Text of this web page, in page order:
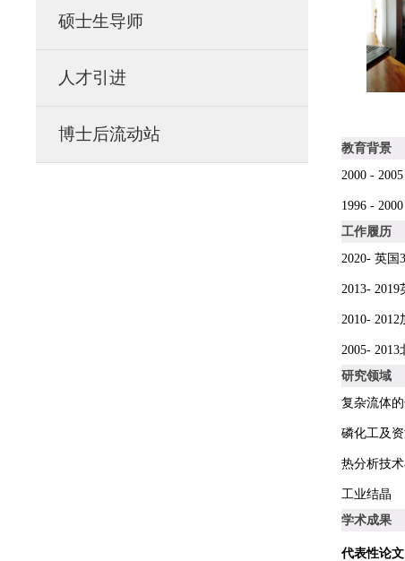
硕士生导师
人才引进
博士后流动站
教育背景
2000 -
1996 -
工作履历
2020-英国
2013- 2019
2010- 2012
2005- 2013
研究领域
复杂流体
磷化工及
热分析技
工业结晶
学术成果
代表性论文